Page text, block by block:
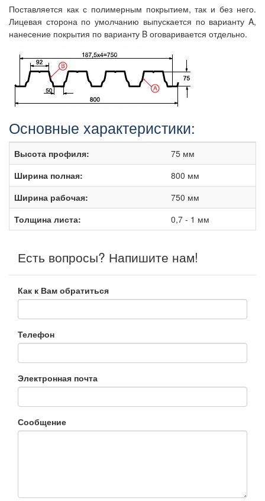
Поставляется как с полимерным покрытием, так и без него.
Лицевая сторона по умолчанию выпускается по варианту A,
нанесение покрытия по варианту B оговаривается отдельно.
Основные характеристики:
Высота профиля:
75 мм
Ширина полная:
800 мм
Ширина рабочая:
750 мм
Толщина листа:
0,7 - 1 мм
Есть вопросы? Напишите нам!
Как к Вам обратиться
Телефон
Электронная почта
Сообщение